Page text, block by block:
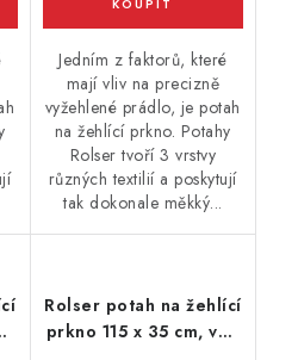
Jedním z faktorů, které
mají vliv na precizně
vyžehlené prádlo, je potah
na žehlící prkno. Potahy
Rolser tvoří 3 vrstvy
různých textilií a poskytují
tak dokonale měkký...
Rolser potah na žehlící
prkno 115 x 35 cm, vel.